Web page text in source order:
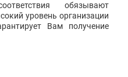
обязывают
уровень организации
Вам получение